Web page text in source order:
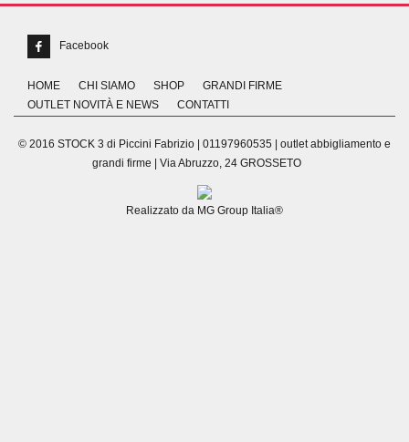
Facebook
HOME CHI SIAMO SHOP
GRANDI FIRME
OUTLET NOVITÀ E NEWS
CONTATTI
© 2016 STOCK 3 di Piccini Fabrizio | 01197960535 | outlet abbigliamento e
grandi firme | Via Abruzzo, 24 GROSSETO
Realizzato da MG Group Italia®